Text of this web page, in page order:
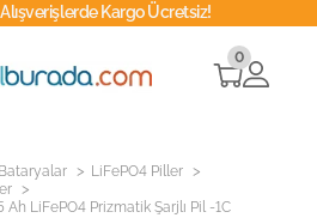
Kargo Ücretsiz!
0
> LiFePO4 Piller >
>
LiFePO4 Prizmatik Şarjlı Pil -1C